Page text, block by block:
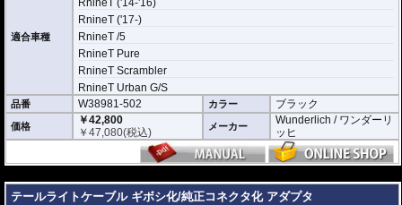
適合車種
RnineT ('14-'16)
RnineT ('17-)
RnineT /5
RnineT Pure
RnineT Scrambler
RnineT Urban G/S
品番 W38981-502 カラー ブラック
価格
￥42,800
￥47,080(税込) メーカー
Wunderlich / ワンダーリ
ッヒ
テールライトケーブル ギボシ化/純正コネクタ化 アダプタ